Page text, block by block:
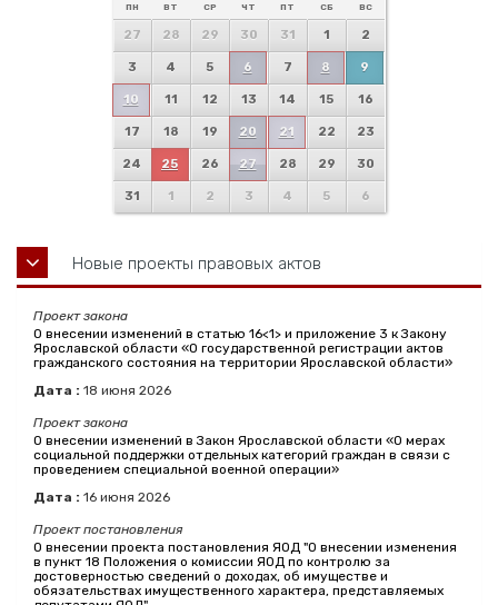
ПН ВТ СР ЧТ ПТ СБ ВС
27 28 29 30 31 1 2
3 4 5 6 7 8 9
10 11 12 13 14 15 16
17 18 19 20 21 22 23
24 25 26 27 28 29 30
31 1 2 3 4 5 6
Новые проекты правовых актов
Проект закона
О внесении изменений в статью 16<1> и приложение 3 к Закону
Ярославской области «О государственной регистрации актов
гражданского состояния на территории Ярославской области»
Дата : 18 июня 2026
Проект закона
О внесении изменений в Закон Ярославской области «О мерах
социальной поддержки отдельных категорий граждан в связи с
проведением специальной военной операции»
Дата : 16 июня 2026
Проект постановления
О внесении проекта постановления ЯОД "О внесении изменения
в пункт 18 Положения о комиссии ЯОД по контролю за
достоверностью сведений о доходах, об имуществе и
обязательствах имущественного характера, представляемых